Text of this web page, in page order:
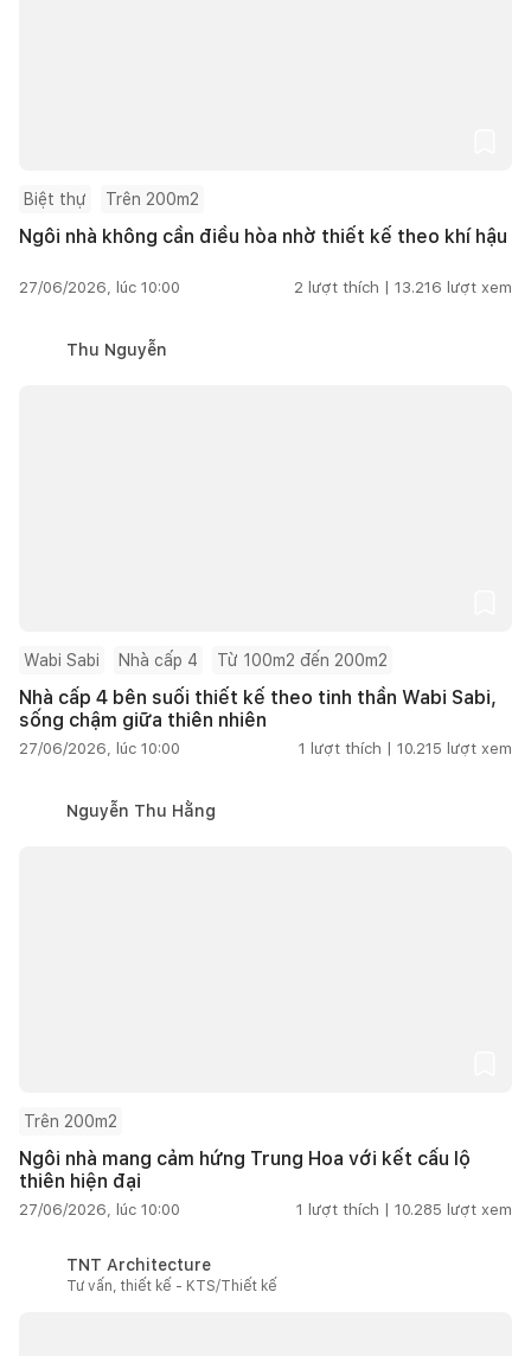
Biệt thự Trên 200m2
Ngôi nhà không cần điều hòa nhờ thiết kế theo khí hậu
27/06/2026, lúc 10:00 2 lượt thích | 13.216 lượt xem
Thu Nguyễn
Wabi Sabi Nhà cấp 4 Từ 100m2 đến 200m2
Nhà cấp 4 bên suối thiết kế theo tinh thần Wabi Sabi,
sống chậm giữa thiên nhiên
27/06/2026, lúc 10:00 1 lượt thích | 10.215 lượt xem
Nguyễn Thu Hằng
Trên 200m2
Ngôi nhà mang cảm hứng Trung Hoa với kết cấu lộ
thiên hiện đại
27/06/2026, lúc 10:00 1 lượt thích | 10.285 lượt xem
TNT Architecture
Tư vấn, thiết kế - KTS/Thiết kế